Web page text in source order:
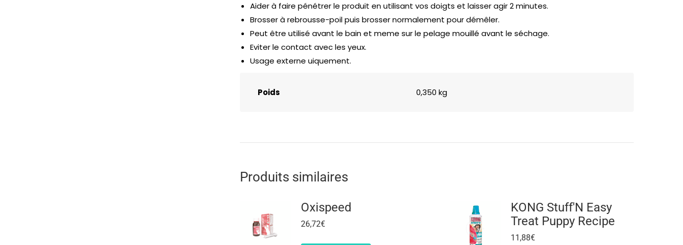
Aider à faire pénétrer le produit en utilisant vos doigts et laisser agir 2 minutes.
Brosser à rebrousse-poil puis brosser normalement pour démêler.
Peut être utilisé avant le bain et meme sur le pelage mouillé avant le séchage.
Eviter le contact avec les yeux.
Usage externe uiquement.
Poids 0,350 kg
Produits similaires
Oxispeed
26,72€
KONG Stuff'N Easy
Treat Puppy Recipe
11,88€